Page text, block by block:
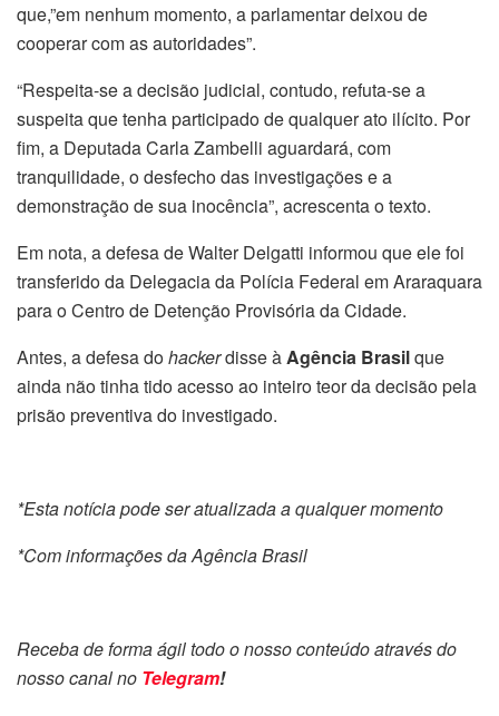
que,”em nenhum momento, a parlamentar deixou de
cooperar com as autoridades”.
“Respeita-se a decisão judicial, contudo, refuta-se a
suspeita que tenha participado de qualquer ato ilícito. Por
fim, a Deputada Carla Zambelli aguardará, com
tranquilidade, o desfecho das investigações e a
demonstração de sua inocência”, acrescenta o texto.
Em nota, a defesa de Walter Delgatti informou que ele foi
transferido da Delegacia da Polícia Federal em Araraquara
para o Centro de Detenção Provisória da Cidade.
Antes, a defesa dohackerdisse àAgência Brasilque
ainda não tinha tido acesso ao inteiro teor da decisão pela
prisão preventiva do investigado.
*Esta notícia pode ser atualizada a qualquer momento
*Com informações da Agência Brasil
Receba de forma ágil todo o nosso conteúdo através do
nosso canal no Telegram!